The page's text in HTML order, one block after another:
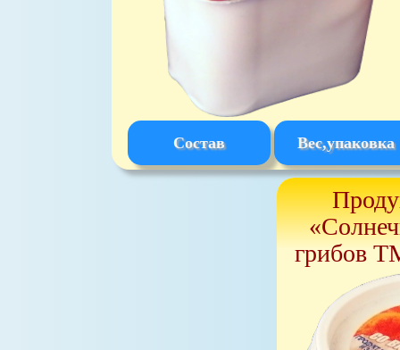
Состав Вес,упаковка
грибов